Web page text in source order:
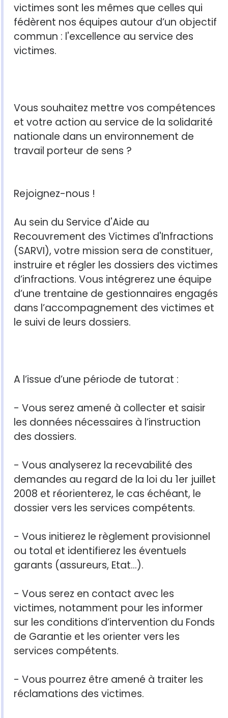
victimes sont les mêmes que celles qui
fédèrent nos équipes autour d’un objectif
commun : l'excellence au service des
victimes.
Vous souhaitez mettre vos compétences
et votre action au service de la solidarité
nationale dans un environnement de
travail porteur de sens ?
Rejoignez-nous !
Au sein du Service d'Aide au
Recouvrement des Victimes d'Infractions
(SARVI), votre mission sera de constituer,
instruire et régler les dossiers des victimes
d’infractions. Vous intégrerez une équipe
d’une trentaine de gestionnaires engagés
dans l’accompagnement des victimes et
le suivi de leurs dossiers.
A l’issue d’une période de tutorat :
- Vous serez amené à collecter et saisir
les données nécessaires à l’instruction
des dossiers.
- Vous analyserez la recevabilité des
demandes au regard de la loi du 1er juillet
2008 et réorienterez, le cas échéant, le
dossier vers les services compétents.
- Vous initierez le règlement provisionnel
ou total et identifierez les éventuels
garants (assureurs, Etat...).
- Vous serez en contact avec les
victimes, notamment pour les informer
sur les conditions d’intervention du Fonds
de Garantie et les orienter vers les
services compétents.
- Vous pourrez être amené à traiter les
réclamations des victimes.